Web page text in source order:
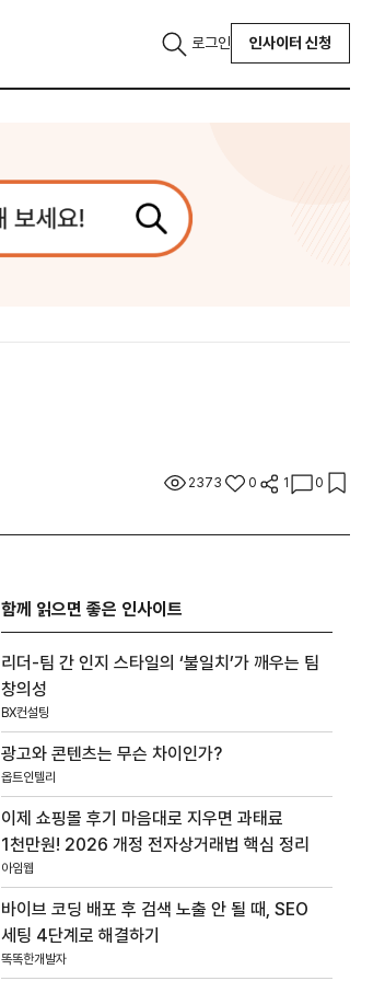
로그인 인사이터 신청
2373 0 1 0
함께 읽으면 좋은 인사이트
리더-팀 간 인지 스타일의 ‘불일치’가 깨우는 팀
창의성
BX컨설팅
광고와 콘텐츠는 무슨 차이인가?
옵트인텔리
이제 쇼핑몰 후기 마음대로 지우면 과태료
1천만원! 2026 개정 전자상거래법 핵심 정리
아임웹
바이브 코딩 배포 후 검색 노출 안 될 때, SEO
세팅 4단계로 해결하기
똑똑한개발자